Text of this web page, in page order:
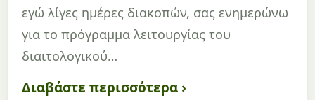
εγώ λίγες ημέρες διακοπών, σας ενημερώνω
για το πρόγραμμα λειτουργίας του
διαιτολογικού…
Διαβάστε περισσότερα ›